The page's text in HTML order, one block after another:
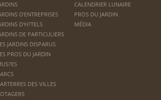
D'ENTREPRISES
D'H?TELS
DE PARTICULIERS
JARDINS DISPARUS
PROS DU JARDIN
DES VILLES
CALENDRIER LUNAIRE
PROS DU JARDIN
MÉDIA